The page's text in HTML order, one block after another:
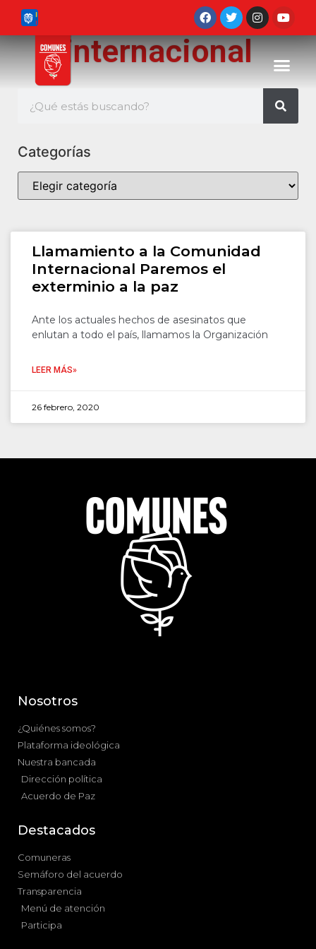
internacional
Categorías
Llamamiento a la Comunidad
Internacional Paremos el
exterminio a la paz
Ante los actuales hechos de asesinatos que
enlutan a todo el país, llamamos la Organización
LEER MÁS»
26 febrero, 2020
Nosotros
¿Quiénes somos?
Plataforma ideológica
Nuestra bancada
Dirección política
Acuerdo de Paz
Destacados
Comuneras
Semáforo del acuerdo
Transparencia
Menú de atención
Participa